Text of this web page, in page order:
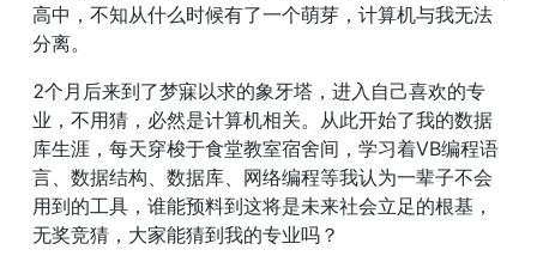
高中，不知从什么时候有了一个萌芽，计算机与我无法
分离。
2个月后来到了梦寐以求的象牙塔，进入自己喜欢的专
业，不用猜，必然是计算机相关。从此开始了我的数据
库生涯，每天穿梭于食堂教室宿舍间，学习着VB编程语
言、数据结构、数据库、网络编程等我认为一辈子不会
用到的工具，谁能预料到这将是未来社会立足的根基，
无奖竞猜，大家能猜到我的专业吗？